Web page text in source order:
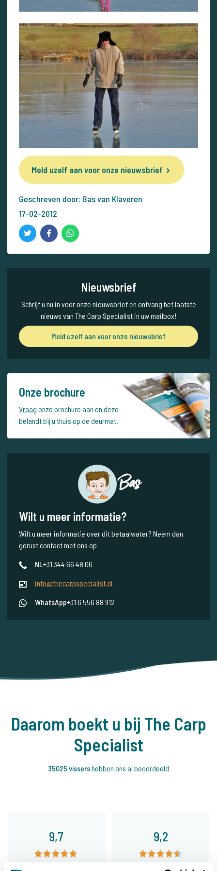
Meld uzelf aan voor onze nieuwsbrief
Geschreven door: Bas van Klaveren
17-02-2012
Nieuwsbrief
Schrijf u nu in voor onze nieuwsbrief en ontvang het laatste
nieuws van The Carp Specialist in uw mailbox!
Meld uzelf aan voor onze nieuwsbrief
Onze brochure
Vraag onze brochure aan en deze
belandt bij u thuis op de deurmat.
Bas
Wilt u meer informatie?
Wilt u meer informatie over dit betaalwater? Neem dan
gerust contact met ons op
NL+31 344 66 48 06
info@thecarpspecialist.nl
WhatsApp+31 6 556 88 912
Daarom boekt u bij The Carp
Specialist
35025 vissershebben ons al beoordeeld
9,7 9,2